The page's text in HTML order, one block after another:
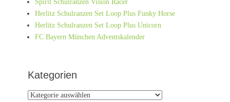
Spirit Schulranzen Vision Racer
Herlitz Schulranzen Set Loop Plus Funky Horse
Herlitz Schulranzen Set Loop Plus Unicorn
FC Bayern München Adventskalender
Kategorien
Kategorien